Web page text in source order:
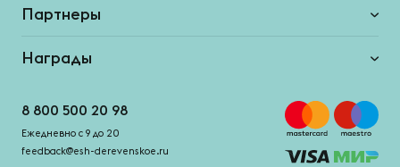
Партнеры
Награды
8 800 500 20 98
Ежедневно с 9 до 20
feedback@esh-derevenskoe.ru